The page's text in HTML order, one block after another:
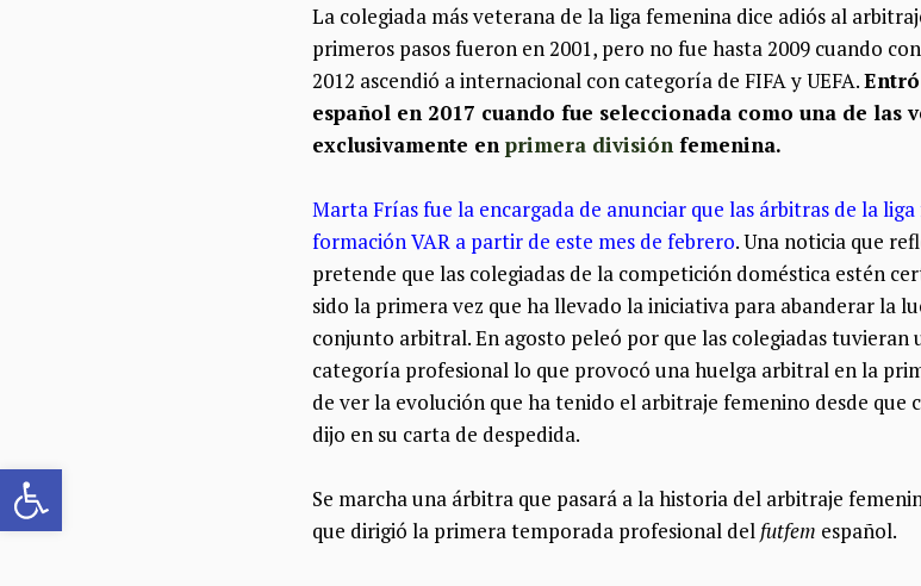
Abrir barra de herramientas
La colegiada más veterana de la liga femenina dice adiós al
primeros pasos fueron en 2001, pero no fue hasta 2009 cuando
2012 ascendió a internacional con categoría de FIFA y UEFA.
español en 2017 cuando fue seleccionada como una de
exclusivamente en primera división femenina.
Marta Frías fue la encargada de anunciar que las árbitras de la
formación VAR a partir de este mes de febrero. Una noticia que
pretende que las colegiadas de la competición doméstica estén
sido la primera vez que ha llevado la iniciativa para abanderar la
conjunto arbitral. En agosto peleó por que las colegiadas tuvieran
categoría profesional lo que provocó una huelga arbitral en la
de ver la evolución que ha tenido el arbitraje femenino desde que
dijo en su carta de despedida.
Se marcha una árbitra que pasará a la historia del arbitraje
que dirigió la primera temporada profesional del futfem español.